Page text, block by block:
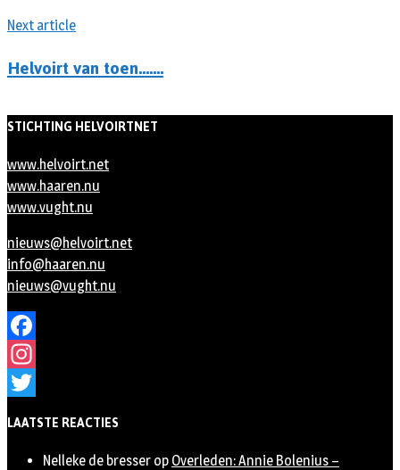
Next article
Helvoirt van toen…….
STICHTING HELVOIRTNET
www.helvoirt.net
www.haaren.nu
www.vught.nu
nieuws@helvoirt.net
info@haaren.nu
nieuws@vught.nu
Facebook
Instagram
LAATSTE REACTIES
Nelleke de bresser op Overleden: Annie Bolenius –